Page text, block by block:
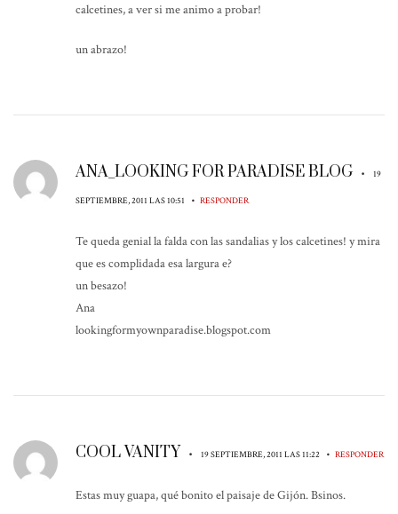
calcetines, a ver si me animo a probar!
un abrazo!
ANA_LOOKING FOR PARADISE BLOG • 19
SEPTIEMBRE, 2011 LAS 10:51 • RESPONDER
Te queda genial la falda con las sandalias y los calcetines! y mira
que es complidada esa largura e?
un besazo!
Ana
lookingformyownparadise.blogspot.com
COOL VANITY • 19 SEPTIEMBRE, 2011 LAS 11:22 • RESPONDER
Estas muy guapa, qué bonito el paisaje de Gijón. Bsinos.